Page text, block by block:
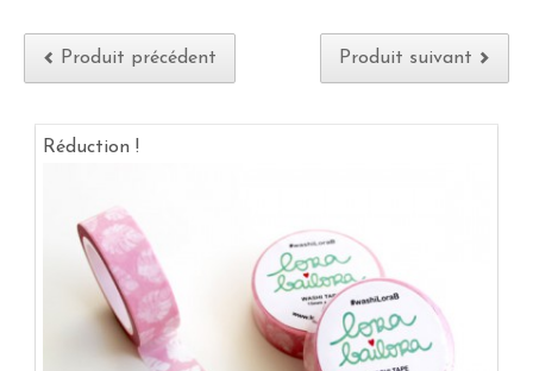
Produit précédent Produit suivant
Réduction !